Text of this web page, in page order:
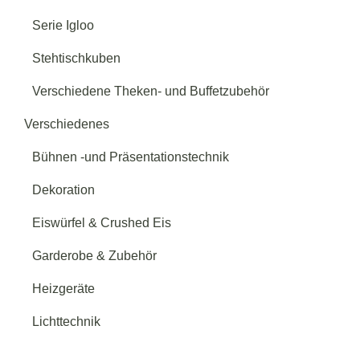
Serie Igloo
Stehtischkuben
Verschiedene Theken- und Buffetzubehör
Verschiedenes
Bühnen -und Präsentationstechnik
Dekoration
Eiswürfel & Crushed Eis
Garderobe & Zubehör
Heizgeräte
Lichttechnik